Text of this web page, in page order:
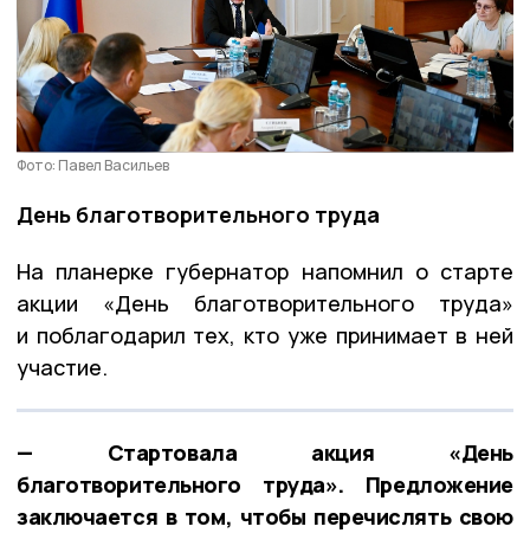
Фото: Павел Васильев
День благотворительного труда
На планерке губернатор напомнил о старте
акции «День благотворительного труда»
и поблагодарил тех, кто уже принимает в ней
участие.
— Стартовала акция «День
благотворительного труда». Предложение
заключается в том, чтобы перечислять свою